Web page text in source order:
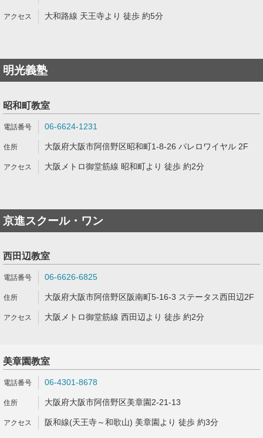
大和路線 天王寺より 徒歩 約5分
明光義塾
昭和町教室
06-6624-1231
大阪府大阪市阿倍野区昭和町1-8-26 パレロワイヤル 2F
大阪メトロ御堂筋線 昭和町より 徒歩 約2分
京進スクール・ワン
西田辺教室
06-6626-6825
大阪府大阪市阿倍野区阪南町5-16-3 ステータス西田辺2F
大阪メトロ御堂筋線 西田辺より 徒歩 約2分
美章園教室
06-4301-8678
大阪府大阪市阿倍野区美章園2-21-13
阪和線(天王寺～和歌山) 美章園より 徒歩 約3分